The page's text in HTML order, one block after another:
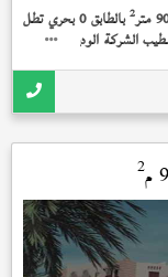
2 بالطابق 0 بحري تطل
الشركة الوديعة مدفوعة
2